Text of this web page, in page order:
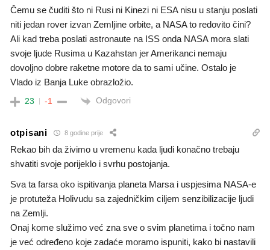
Čemu se čuditi što ni Rusi ni Kinezi ni ESA nisu u stanju poslati
niti jedan rover izvan Zemljine orbite, a NASA to redovito čini?
Ali kad treba poslati astronaute na ISS onda NASA mora slati
svoje ljude Rusima u Kazahstan jer Amerikanci nemaju
dovoljno dobre raketne motore da to sami učine. Ostalo je
Vlado iz Banja Luke obrazložio.
23 -1 Odgovori
otpisani 8 godine prije
Rekao bih da živimo u vremenu kada ljudi konačno trebaju
shvatiti svoje porijeklo i svrhu postojanja.
Sva ta farsa oko ispitivanja planeta Marsa i uspjesima NASA-e
je protuteža Holivudu sa zajedničkim ciljem senzibilizacije ljudi
na Zemlji.
Onaj kome služimo već zna sve o svim planetima i točno nam
je već određeno koje zadaće moramo ispuniti, kako bi nastavili